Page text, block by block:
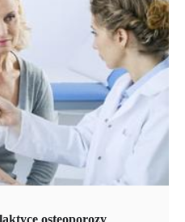
osteoporozy